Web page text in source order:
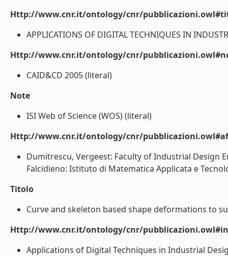
Http://www.cnr.it/ontology/cnr/
APPLICATIONS OF DIGITAL TECHNIQUES IN
Http://www.cnr.it/ontology/cnr/
CAID&CD 2005 (literal)
Note
ISI Web of Science (WOS) (literal)
Http://www.cnr.it/ontology/cnr/
Dumitrescu, Vergeest: Faculty of Industrial Design
Falcidieno: Istituto di Matematica Applicata e
Titolo
Curve and skeleton based shape deformations to
Http://www.cnr.it/ontology/cnr/
Applications of Digital Techniques in Industrial